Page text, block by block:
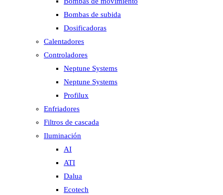
Bombas de subida
Dosificadoras
Calentadores
Controladores
Neptune Systems
Neptune Systems
Profilux
Enfriadores
Filtros de cascada
Iluminación
AI
ATI
Dalua
Ecotech